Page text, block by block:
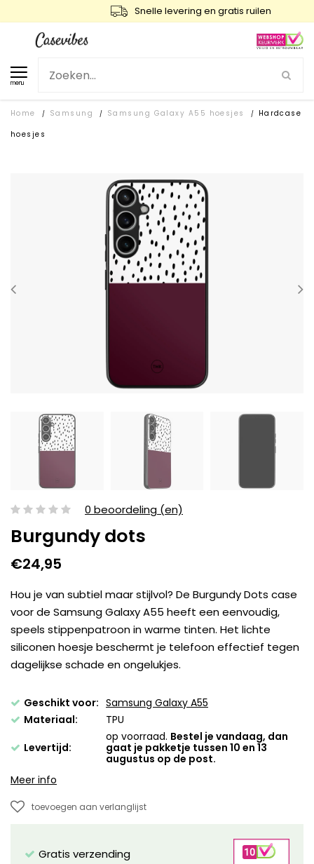
Snelle levering en gratis ruilen
menu
Home / Samsung / Samsung Galaxy A55 hoesjes /
Hardcase
hoesjes
0 beoordeling (en)
Burgundy dots
€24,95
Hou je van subtiel maar stijlvol? De Burgundy Dots case
voor de Samsung Galaxy A55 heeft een eenvoudig,
speels stippenpatroon in warme tinten. Het lichte
siliconen hoesje beschermt je telefoon effectief tegen
dagelijkse schade en ongelukjes.
Geschikt voor: Samsung Galaxy A55
Materiaal:
TPU
Levertijd:
op voorraad. Bestel je vandaag, dan
gaat je pakketje tussen 10 en 13
augustus op de post.
Meer info
toevoegen aan verlanglijst
Gratis verzending